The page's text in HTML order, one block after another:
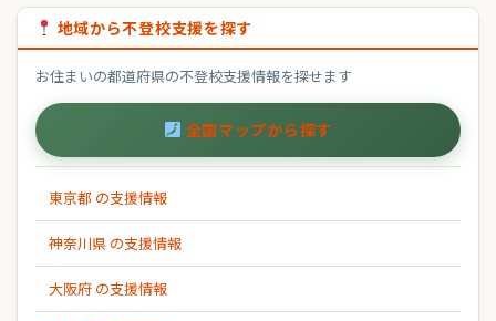
地域から不登校支援を探す
お住まいの都道府県の不登校支援情報を探せます
全国マップから探す
東京都 の支援情報
神奈川県 の支援情報
大阪府 の支援情報